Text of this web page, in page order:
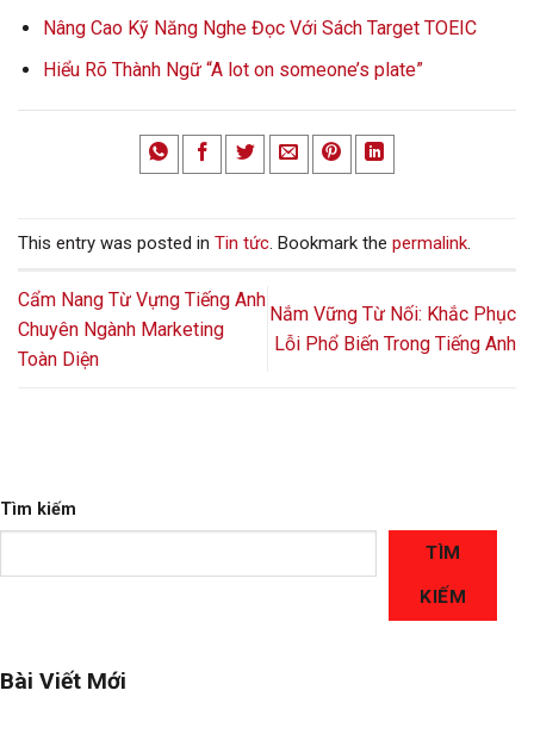
Nâng Cao Kỹ Năng Nghe Đọc Với Sách Target TOEIC
Hiểu Rõ Thành Ngữ “A lot on someone’s plate”
This entry was posted in Tin tức . Bookmark the permalink
Cẩm Nang Từ Vựng Tiếng Anh
Chuyên Ngành Marketing
Toàn Diện
Nắm Vững Từ Nối: Khắc Phục
Lỗi Phổ Biến Trong Tiếng Anh
Tìm kiếm
TÌM
KIẾM
Bài Viết Mới